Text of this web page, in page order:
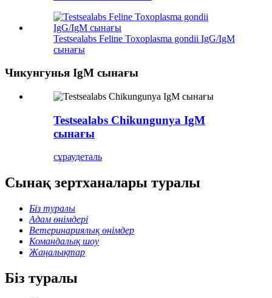
Testsealabs Feline Toxoplasma gondii IgG/IgM
сынағы
Чикунгунья IgM сынағы
Testsealabs Chikungunya IgM
сынағы
сұраудеталь
Сынақ зертханалары туралы
Біз туралы
Адам өнімдері
Ветеринариялық өнімдер
Командалық шоу
Жаңалықтар
Біз туралы